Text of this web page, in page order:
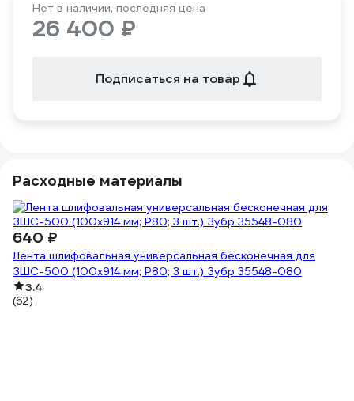
Нет в наличии, последняя цена
26 400 ₽
Подписаться на товар
Расходные материалы
640 ₽
Лента шлифовальная универсальная бесконечная для
ЗШС-500 (100х914 мм; Р80; 3 шт.) Зубр 35548-080
3.4
(62)